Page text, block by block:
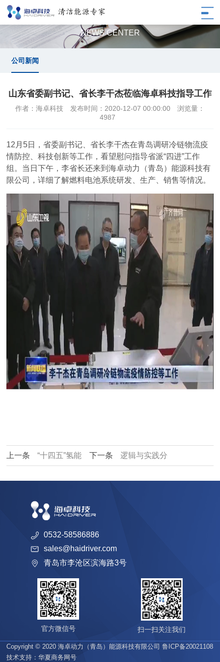
公司新闻
NEWS CENTER
公司新闻
山东省委副书记、省长李干杰莅临海卓科技指导工作
作者：海卓科技 发布时间：2020-12-07 00:00:00
浏览量：
4987
12月5日，省委副书记、省长李干杰在青岛调研冷链物流疫
情防控、科技创新等工作，看望慰问指导省派“四进”工作
组。当日下午，李省长还来到海卓动力（青岛）能源科技有
限公司，详细了解燃料电池系统研发、生产、销售等情况。
上一条 “十四五”氢能
成功举办
下一条 逻辑与实践分
0532-58586886
sales@haidriver.com
青岛市李沧区滨海路3号
扫一扫关注我们
官方微信号
Copyright © 2020 海卓动力（青岛）能源科技有限公司鲁ICP备20021108
号
技术支持：华夏商务网